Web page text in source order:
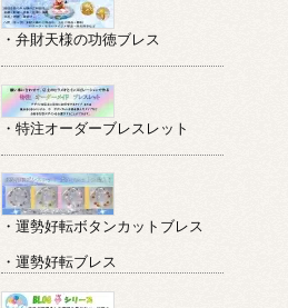
・弁財天様の功徳ブレス
・特注オーダーブレスレット
・運勢好転ボタンカットブレス
・運勢好転ブレス